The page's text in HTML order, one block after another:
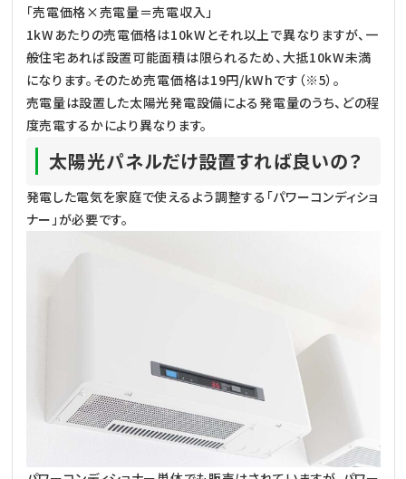
「売電価格×売電量＝売電収入」
1kWあたりの売電価格は10kWとそれ以上で異なりますが、一
般住宅あれば設置可能面積は限られるため、大抵10kW未満
になります。そのため売電価格は19円/kWhです（※5）。
売電量は設置した太陽光発電設備による発電量のうち、どの程
度売電するかにより異なります。
太陽光パネルだけ設置すれば良いの？
発電した電気を家庭で使えるよう調整する「パワーコンディショ
ナー」が必要です。